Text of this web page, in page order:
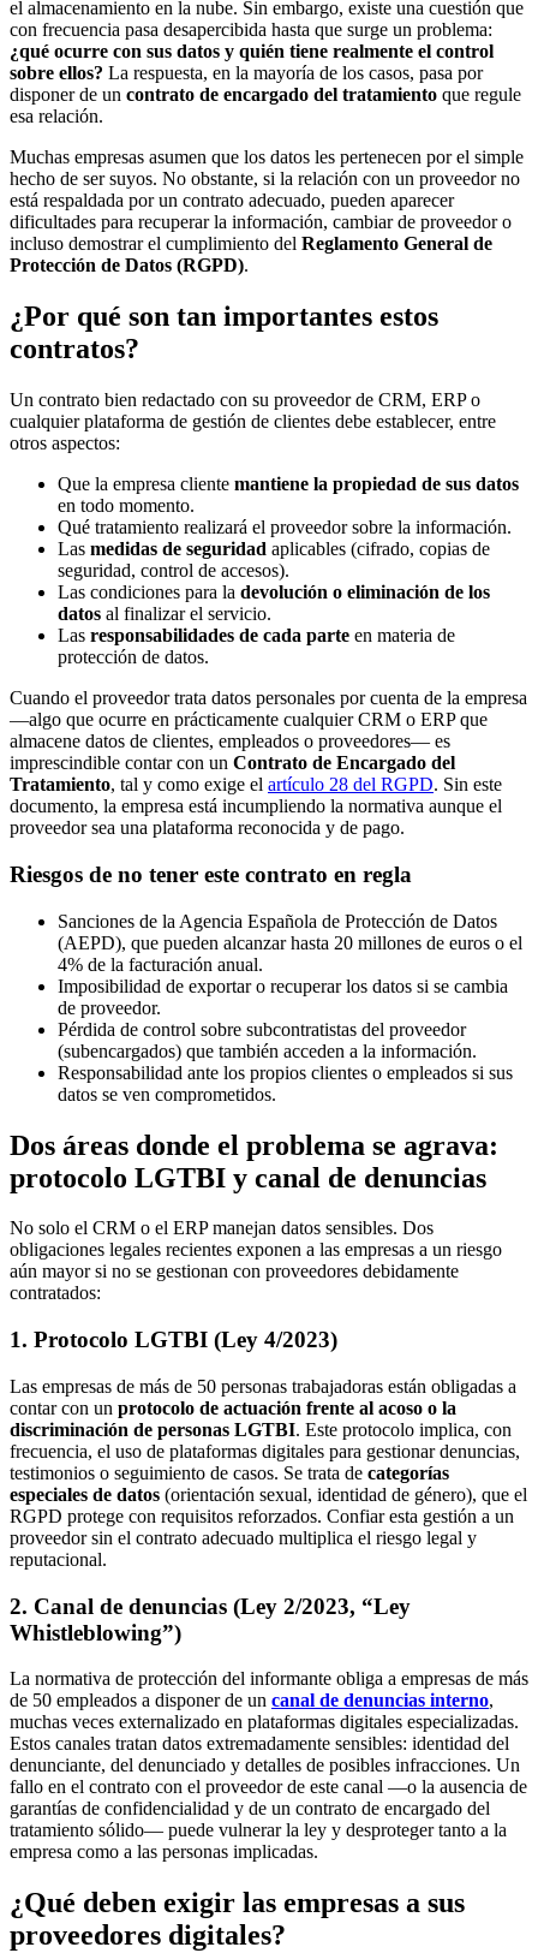
el almacenamiento en la nube. Sin embargo, existe una cuestión que
con frecuencia pasa desapercibida hasta que surge un problema:
¿qué ocurre con sus datos y quién tiene realmente el control
sobre ellos? La respuesta, en la mayoría de los casos, pasa por
disponer de un contrato de encargado del tratamiento que regule
esa relación.
Muchas empresas asumen que los datos les pertenecen por el simple
hecho de ser suyos. No obstante, si la relación con un proveedor no
está respaldada por un contrato adecuado, pueden aparecer
dificultades para recuperar la información, cambiar de proveedor o
incluso demostrar el cumplimiento del Reglamento General de
Protección de Datos (RGPD).
¿Por qué son tan importantes estos
contratos?
Un contrato bien redactado con su proveedor de CRM, ERP o
cualquier plataforma de gestión de clientes debe establecer, entre
otros aspectos:
Que la empresa cliente mantiene la propiedad de sus datos
en todo momento.
Qué tratamiento realizará el proveedor sobre la información.
Las medidas de seguridad aplicables (cifrado, copias de
seguridad, control de accesos).
Las condiciones para la devolución o eliminación de los
datos al finalizar el servicio.
Las responsabilidades de cada parte en materia de
protección de datos.
Cuando el proveedor trata datos personales por cuenta de la empresa
—algo que ocurre en prácticamente cualquier CRM o ERP que
almacene datos de clientes, empleados o proveedores— es
imprescindible contar con un Contrato de Encargado del
Tratamiento, tal y como exige el artículo 28 del RGPD. Sin este
documento, la empresa está incumpliendo la normativa aunque el
proveedor sea una plataforma reconocida y de pago.
Riesgos de no tener este contrato en regla
Sanciones de la Agencia Española de Protección de Datos
(AEPD), que pueden alcanzar hasta 20 millones de euros o el
4% de la facturación anual.
Imposibilidad de exportar o recuperar los datos si se cambia
de proveedor.
Pérdida de control sobre subcontratistas del proveedor
(subencargados) que también acceden a la información.
Responsabilidad ante los propios clientes o empleados si sus
datos se ven comprometidos.
Dos áreas donde el problema se agrava:
protocolo LGTBI y canal de denuncias
No solo el CRM o el ERP manejan datos sensibles. Dos
obligaciones legales recientes exponen a las empresas a un riesgo
aún mayor si no se gestionan con proveedores debidamente
contratados:
1. Protocolo LGTBI (Ley 4/2023)
Las empresas de más de 50 personas trabajadoras están obligadas a
contar con un protocolo de actuación frente al acoso o la
discriminación de personas LGTBI. Este protocolo implica, con
frecuencia, el uso de plataformas digitales para gestionar denuncias,
testimonios o seguimiento de casos. Se trata de categorías
especiales de datos (orientación sexual, identidad de género), que el
RGPD protege con requisitos reforzados. Confiar esta gestión a un
proveedor sin el contrato adecuado multiplica el riesgo legal y
reputacional.
2. Canal de denuncias (Ley 2/2023, “Ley
Whistleblowing”)
La normativa de protección del informante obliga a empresas de más
de 50 empleados a disponer de un canal de denuncias interno,
muchas veces externalizado en plataformas digitales especializadas.
Estos canales tratan datos extremadamente sensibles: identidad del
denunciante, del denunciado y detalles de posibles infracciones. Un
fallo en el contrato con el proveedor de este canal —o la ausencia de
garantías de confidencialidad y de un contrato de encargado del
tratamiento sólido— puede vulnerar la ley y desproteger tanto a la
empresa como a las personas implicadas.
¿Qué deben exigir las empresas a sus
proveedores digitales?